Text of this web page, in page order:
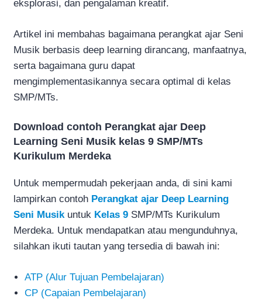
eksplorasi, dan pengalaman kreatif.
Artikel ini membahas bagaimana perangkat ajar Seni
Musik berbasis deep learning dirancang, manfaatnya,
serta bagaimana guru dapat
mengimplementasikannya secara optimal di kelas
SMP/MTs.
Download contoh Perangkat ajar Deep
Learning Seni Musik kelas 9 SMP/MTs
Kurikulum Merdeka
Untuk mempermudah pekerjaan anda, di sini kami
lampirkan contoh Perangkat ajar Deep Learning
Seni Musikuntuk Kelas 9 SMP/MTs Kurikulum
Merdeka. Untuk mendapatkan atau mengunduhnya,
silahkan ikuti tautan yang tersedia di bawah ini:
ATP (Alur Tujuan Pembelajaran)
CP (Capaian Pembelajaran)